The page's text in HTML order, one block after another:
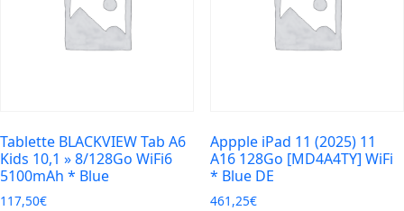
Tablette BLACKVIEW Tab A6
Kids 10,1 » 8/128Go WiFi6
5100mAh * Blue
117,50€
Appple iPad 11 (2025) 11
A16 128Go [MD4A4TY] WiFi
* Blue DE
461,25€